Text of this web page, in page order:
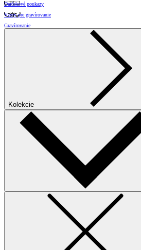
Darčekové poukazy
Vzory pre gravírovanie
Gravírovanie
Kolekcie